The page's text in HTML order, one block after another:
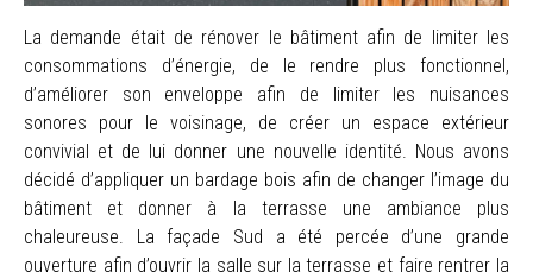
La demande était de rénover le bâtiment afin de limiter les
consommations d’énergie, de le rendre plus fonctionnel,
d’améliorer son enveloppe afin de limiter les nuisances
sonores pour le voisinage, de créer un espace extérieur
convivial et de lui donner une nouvelle identité. Nous avons
décidé d’appliquer un bardage bois afin de changer l’image du
bâtiment et donner à la terrasse une ambiance plus
chaleureuse. La façade Sud a été percée d’une grande
ouverture afin d’ouvrir la salle sur la terrasse et faire rentrer la